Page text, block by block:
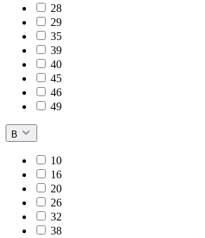
28
29
35
39
40
45
46
49
B
10
16
20
26
32
38